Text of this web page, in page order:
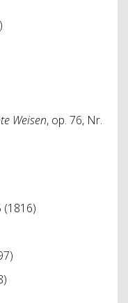
Weisen, op. 76, Nr.
(1816)